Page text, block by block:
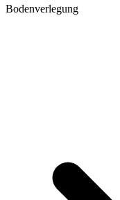
Bodenverlegung